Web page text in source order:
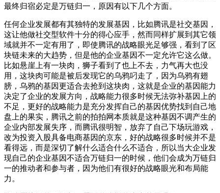
最终归宿必定是万链归一，原因有以下几个方面。
任何企业发展都有其独特的发展基因，比如腾讯是社交基因，
这让他做社交型软件十分的得心应手，然而同样扩展到其它领
域就并不一定有用了，即使腾讯的战略眼光足够强，看到了区
块链未来的大趋势，但是他的企业基因不一定允许它这么做。
比如悬崖上有一块肉，狮子看到了也上不去，力气再大也没
用，这块肉可能是被后发现它的乌鸦叼走了，因为乌鸦有翅
膀，乌鸦的基因更适合去抢到这块肉，这就是企业的基因能力
决定了企业的发展方向，战略能力很多时候无法弥补基因上的
不足，更好的战略能力是充分发挥自己的基因优势找到自己地
盘上的果实，腾讯之前的拍拍网本质就是这种基因不调产生的
企业内部发展失序，而腾讯很明智，放弃了自己下场玩游戏，
改为投资入股具备电商基因的京东，好的战略很多时候并不是
看得远，而是深切了解什么适合什么不适合，所以当大企业发
现自己的企业基因不适合万链归一的时候，他们会成为万链归
一的推动者和参与者，因为他们有很好的战略眼光和布局能
力。